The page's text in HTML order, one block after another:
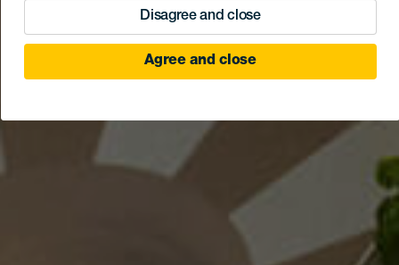
Disagree and close
Agree and close